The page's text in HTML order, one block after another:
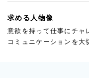
求める人物像
意欲を持って仕事にチャ
コミュニケーションを大